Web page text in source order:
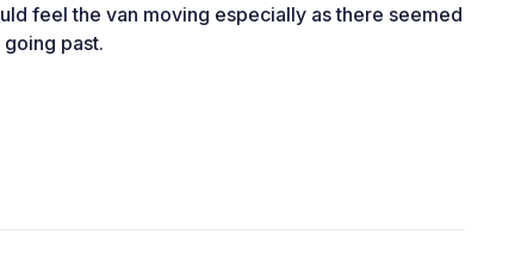
feel the van moving especially as there seemed
going past.